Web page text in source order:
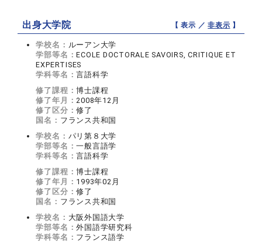
出身大学院 【 表示 ／非表示 】
学校名： ルーアン大学
学部等名：ECOLE DOCTORALE SAVOIRS, CRITIQUE ET
EXPERTISES
学科等名：言語科学
修了課程：博士課程
修了年月：2008年12月
修了区分：修了
国名： フランス共和国
学校名： パリ第８大学
学部等名：一般言語学
学科等名：言語科学
修了課程：博士課程
修了年月： 1993年02月
修了区分：修了
国名： フランス共和国
学校名： 大阪外国語大学
学部等名：外国語学研究科
学科等名： フランス語学